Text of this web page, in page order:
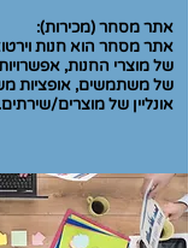
אתר מסחר (מכירות):
אתר מסחר הוא חנות
של מוצרי החנות,
של משתמשים, אופציות
אונליין של מוצרים/שירתים.